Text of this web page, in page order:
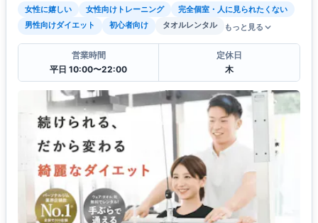
女性に嬉しい 女性向けトレーニング
完全個室・人に見られたくない
男性向けダイエット
初心者向け タオルレンタル もっと見る
営業時間
平日 10:00〜22:00
定休日
木